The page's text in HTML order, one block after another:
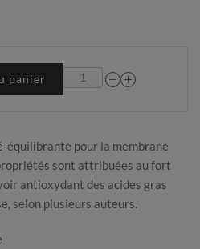
panier
pour la membrane
sont attribuées au fort
antioxydant des acides gras
selon plusieurs auteurs.